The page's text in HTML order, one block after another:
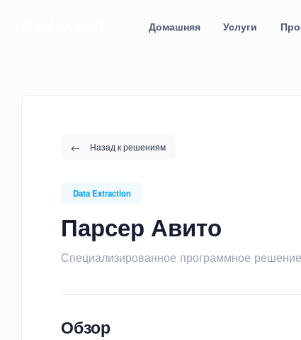
Домашняя Услуги
Назад к решениям
Data Extraction
Парсер Авито
Специализированное программное
Обзор